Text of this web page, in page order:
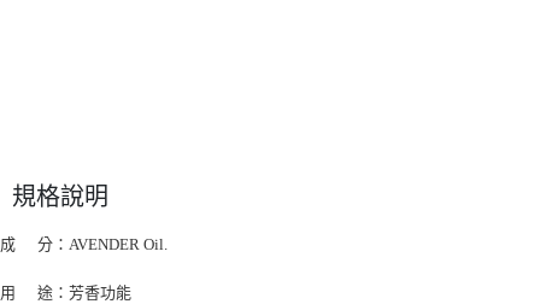
規格說明
成 分：AVENDER Oil.
用 途：芳香功能